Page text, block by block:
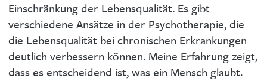
Einschränkung der Lebensqualität. Es gibt
verschiedene Ansätze in der Psychotherapie, die
die Lebensqualität bei chronischen Erkrankungen
deutlich verbessern können. Meine Erfahrung zeigt,
dass es entscheidend ist, was ein Mensch glaubt.